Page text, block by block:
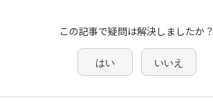
この記事で疑問は解決しましたか？
はい いいえ